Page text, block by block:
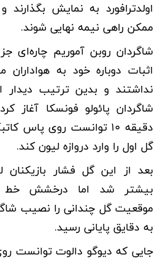
اولدترافورد به نمایش
ممکن راهی نیمه نهایی شوند.
شاگردان روبن آموریم چاره‌ای
اثبات دوباره خود به
نداشتند و بدین ترتیب دیدار
شاگردان پائولو فونسکا آغاز
دقیقه ۱۰ توانست روی پاس
گل اول را وارد دروازه لیون کند.
بعد از این گل فشار بازیکنان
بیشتر شد اما درخشش خط
موقعیت گل چندانی را نصیب
به دقایق پایانی رسید.
جایی که دیوگو دالوت توانست